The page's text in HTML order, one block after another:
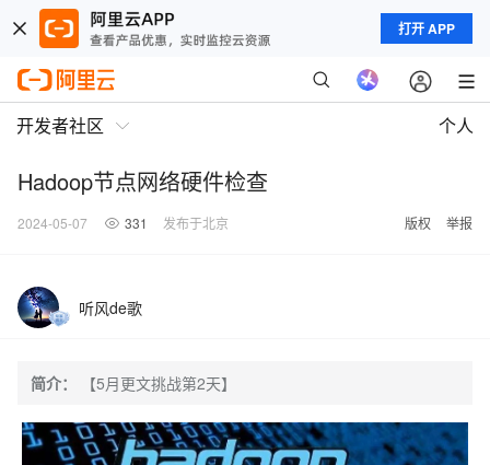
打开 APP
开发者社区 个人
Hadoop节点网络硬件检查
2024-05-07 331 发布于北京 版权 举报
听风de歌
简介： 【5月更文挑战第2天】